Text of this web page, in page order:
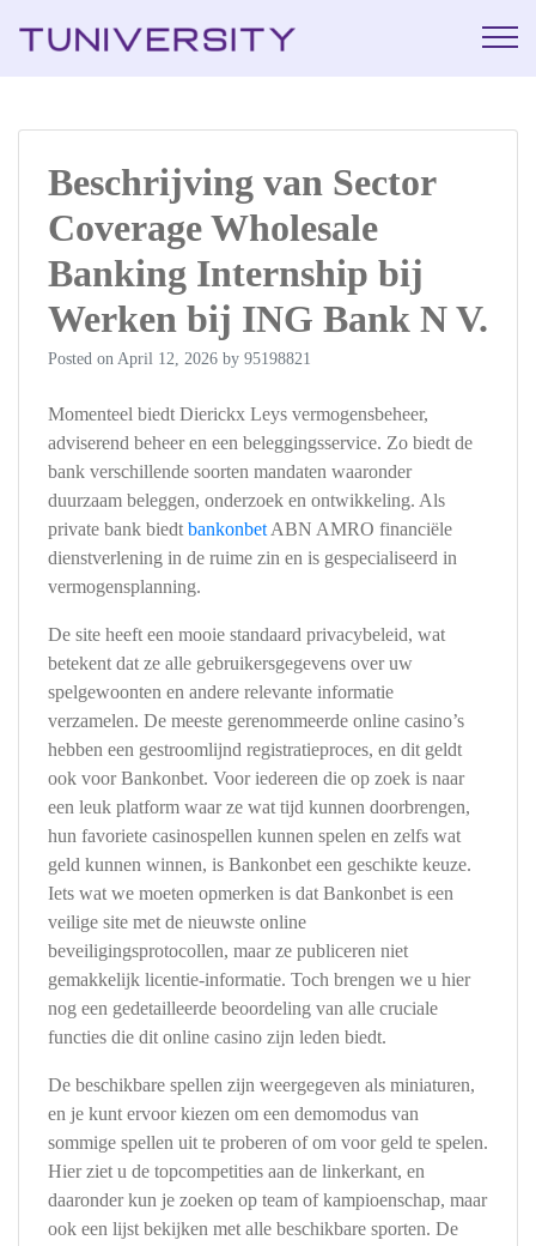
La Prépa c’est
Beschrijving van Sector
Coverage Wholesale
Banking Internship bij
Werken bij ING Bank N V.
Posted on April 12, 2026 by 95198821
Momenteel biedt Dierickx Leys vermogensbeheer,
adviserend beheer en een beleggingsservice. Zo biedt de
bank verschillende soorten mandaten waaronder
duurzaam beleggen, onderzoek en ontwikkeling. Als
private bank biedt bankonbet ABN AMRO financiële
dienstverlening in de ruime zin en is gespecialiseerd in
vermogensplanning.
De site heeft een mooie standaard privacybeleid, wat
betekent dat ze alle gebruikersgegevens over uw
spelgewoonten en andere relevante informatie
verzamelen. De meeste gerenommeerde online casino’s
hebben een gestroomlijnd registratieproces, en dit geldt
ook voor Bankonbet. Voor iedereen die op zoek is naar
een leuk platform waar ze wat tijd kunnen doorbrengen,
hun favoriete casinospellen kunnen spelen en zelfs wat
geld kunnen winnen, is Bankonbet een geschikte keuze.
Iets wat we moeten opmerken is dat Bankonbet is een
veilige site met de nieuwste online
beveiligingsprotocollen, maar ze publiceren niet
gemakkelijk licentie-informatie. Toch brengen we u hier
nog een gedetailleerde beoordeling van alle cruciale
functies die dit online casino zijn leden biedt.
De beschikbare spellen zijn weergegeven als miniaturen,
en je kunt ervoor kiezen om een ​​demomodus van
sommige spellen uit te proberen of om voor geld te spelen.
Hier ziet u de topcompetities aan de linkerkant, en
daaronder kun je zoeken op team of kampioenschap, maar
ook een lijst bekijken met alle beschikbare sporten. De